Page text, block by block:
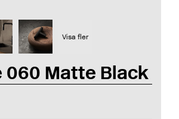
060 Matte Black
Visa fler